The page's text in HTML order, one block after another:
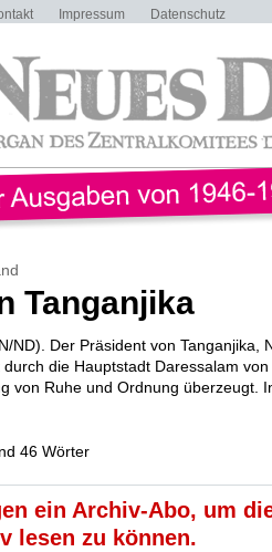
Impressum Datenschutz
Tanganjika
ND). Der Präsident von Tanganjika,
die Hauptstadt Daressalam von
von Ruhe und Ordnung überzeugt.
46 Wörter
ein Archiv-Abo, um
lesen zu können.